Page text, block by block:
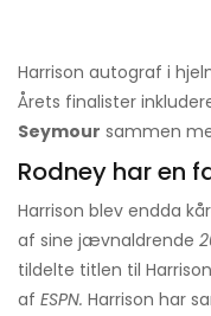
Harrison autograf i
Årets finalister
Seymour sammen
Rodney har en
Harrison blev endda
af sine jævnaldrende
tildelte titlen til
af ESPN. Harrison har